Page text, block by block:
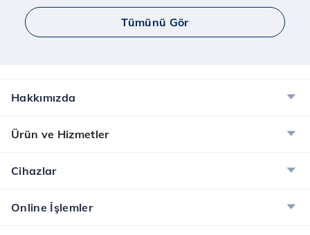
Tümünü Gör
Hakkımızda
Ürün ve Hizmetler
Cihazlar
Online İşlemler